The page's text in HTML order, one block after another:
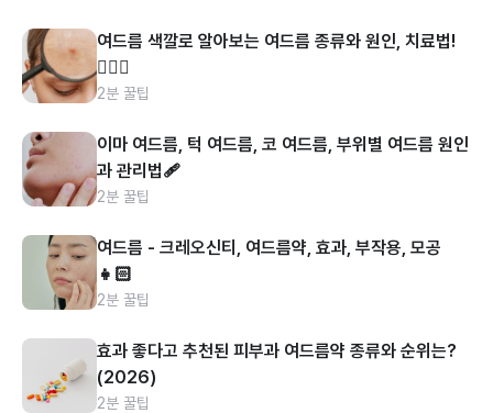
여드름 색깔로 알아보는 여드름 종류와 원인, 치료법!
👩🏻‍⚕️
2분 꿀팁
이마 여드름, 턱 여드름, 코 여드름, 부위별 여드름 원인
과 관리법🩹
2분 꿀팁
여드름 - 크레오신티, 여드름약, 효과, 부작용, 모공
👧🏻
2분 꿀팁
효과 좋다고 추천된 피부과 여드름약 종류와 순위는?
(2026)
2분 꿀팁